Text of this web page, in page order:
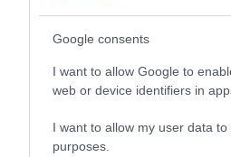
Google consents
I want to allow Google to
web or device identifiers in
I want to allow my user data
purposes.